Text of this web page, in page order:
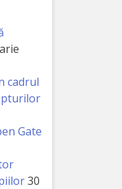
cadrul
Gate
30